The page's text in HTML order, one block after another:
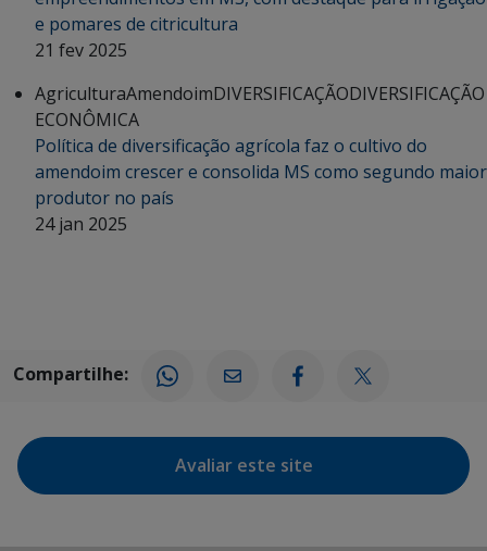
e pomares de citricultura
21 fev 2025
AgriculturaAmendoimDIVERSIFICAÇÃODIVERSIFICAÇÃO
ECONÔMICA
Política de diversificação agrícola faz o cultivo do
amendoim crescer e consolida MS como segundo maior
produtor no país
24 jan 2025
Compartilhe:
Avaliar este site